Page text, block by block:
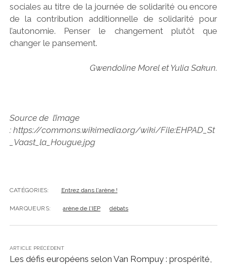
sociales au titre de la journée de solidarité ou encore
de la contribution additionnelle de solidarité pour
l’autonomie. Penser le changement plutôt que
changer le pansement.
Gwendoline Morel et Yulia Sakun.
Source de l’image
: https://commons.wikimedia.org/wiki/File:EHPAD_St
_Vaast_la_Hougue.jpg
CATÉGORIES: Entrez dans l'arène !
MARQUEURS: arène de l'IEP débats
ARTICLE PRÉCÉDENT
Les défis européens selon Van Rompuy : prospérité,